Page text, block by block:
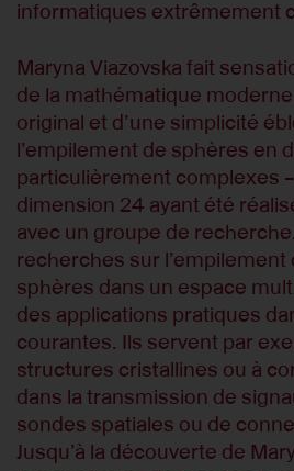
informatiques extrêmement
Maryna Viazovska fait
de la mathématique moderne
original et d’une simplicité
l’empilement de sphères en
particulièrement complexes
dimension 24 ayant été
avec un groupe de
recherches sur l’empilement
sphères dans un espace
des applications pratiques
courantes. Ils servent par
structures cristallines ou à
dans la transmission de
sondes spatiales ou de
Jusqu’à la découverte de